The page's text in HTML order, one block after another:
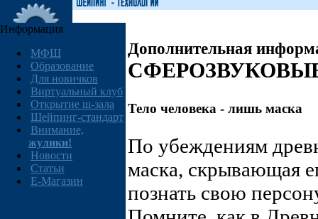
Информация
МФШ
Образование
Для новичков
Виртуальный клуб
Открытие ш-зала
Шейпинг-стандарт
Внимание,
жулики!
Новости
Статьи
E-Магазин
Дополнительная
Тело человека - лишь маска
По убеждениям
маска, скрывающая
познать свою